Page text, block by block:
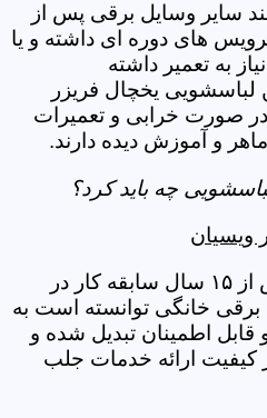
سایر وسایل برقی پس از
های دوره ای داشته و یا
به تعمیر داشته
لباسشویی یخچال فریزر
صورت خرابی و تعمیرات
و آموزش دیده دارند.
چه باید کرد؟
ویسیان
شرکت پارس پویش با بیش از ۱۵ سال سابقه کار در
خانگی توانسته است به
اطمینان تبدیل شده و
کیفیت ارائه خدمات جلب